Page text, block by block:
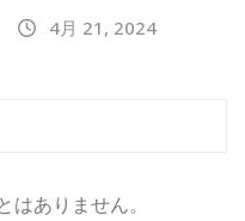
4月 21, 2024
ありません。